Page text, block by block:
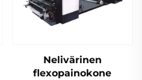
Nelivärinen
flexopainokone